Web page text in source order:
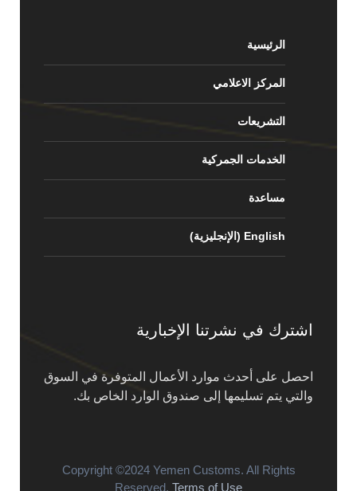
الرئيسية
المركز الاعلامي
التشريعات
الخدمات الجمركية
مساعدة
English
( الإنجليزية)
اشترك في نشرتنا الإخبارية
احصل على أحدث موارد الأعمال المتوفرة في السوق
والتي يتم تسليمها إلى صندوق الوارد الخاص بك.
Copyright ©2024 Yemen Customs. All Rights
Reserved. Terms of Use